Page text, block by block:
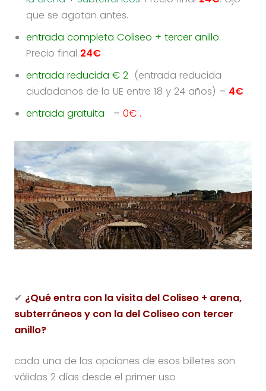
que se agotan antes.
entrada completa Coliseo + tercer anillo.
Precio final 24€
entrada reducida € 2 (entrada reducida
ciudadanos de la UE entre 18 y 24 años) = 4€
entrada gratuita = 0€ .
✔ ¿Qué entra con la visita del Coliseo + arena,
subterráneos y con la del Coliseo con tercer
anillo?
cada una de las opciones de esos billetes son
válidas 2 días desde el primer uso